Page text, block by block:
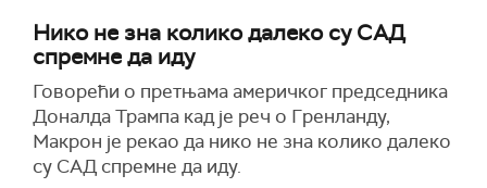
Нико не зна колико далеко су САД
спремне да иду
Говорећи о претњама америчког председника
Доналда Трампа кад је реч о Гренланду,
Макрон је рекао да нико не зна колико далеко
су САД спремне да иду.